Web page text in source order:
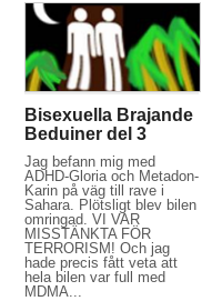
Bisexuella Brajande
Beduiner del 3
Jag befann mig med
ADHD-Gloria och Metadon-
Karin på väg till rave i
Sahara. Plötsligt blev bilen
omringad. VI VAR
MISSTÄNKTA FÖR
TERRORISM! Och jag
hade precis fått veta att
hela bilen var full med
MDMA...